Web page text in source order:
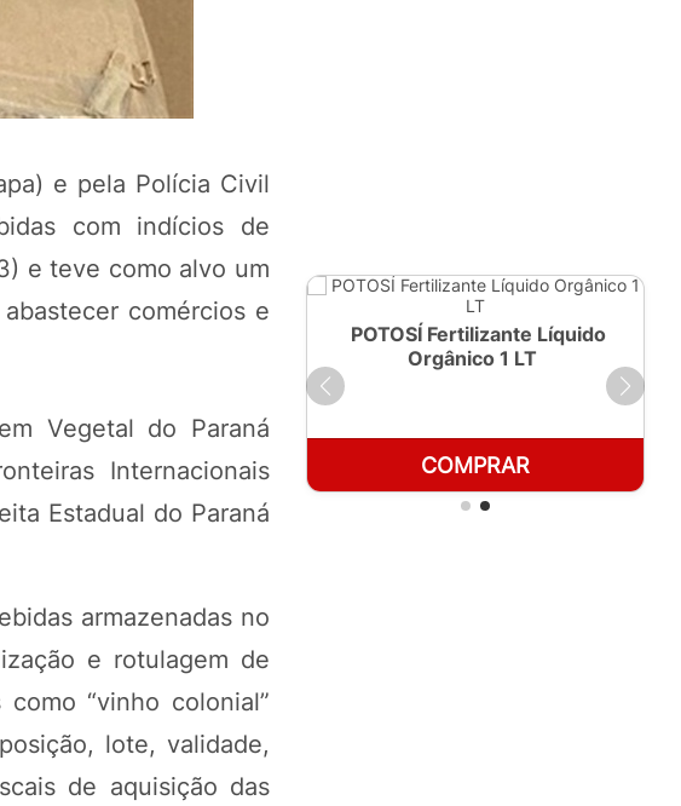
e pela Polícia Civil
com indícios de
e teve como alvo um
comércios e
Vegetal do Paraná
Internacionais
Estadual do Paraná
armazenadas no
e rotulagem de
“vinho colonial”
lote, validade,
de aquisição das
COMPRAR
POTOSÍ Fertilizante Líquido
Orgânico 1 LT
COMPRAR